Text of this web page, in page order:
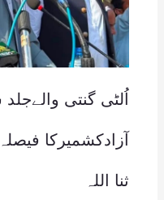
اُلٹی گنتی
آزادکشمیرکا
ثنا اللہ